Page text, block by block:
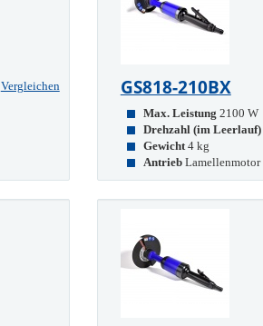
Vergleichen
GS818-210BX
Max. Leistung 2100 W
Drehzahl (im Leerlauf)
Gewicht 4 kg
Antrieb Lamellenmotor